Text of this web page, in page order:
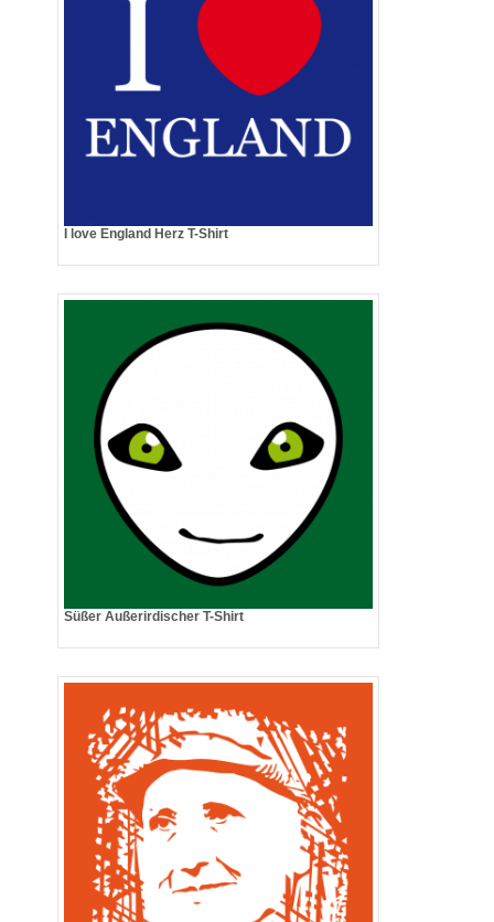
I love England Herz T-Shirt
Süßer Außerirdischer T-Shirt